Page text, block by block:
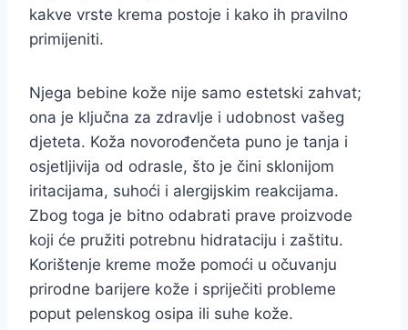
kakve vrste krema postoje i kako ih pravilno
primijeniti.
Njega bebine kože nije samo estetski zahvat;
ona je ključna za zdravlje i udobnost vašeg
djeteta. Koža novorođenčeta puno je tanja i
osjetljivija od odrasle, što je čini sklonijom
iritacijama, suhoći i alergijskim reakcijama.
Zbog toga je bitno odabrati prave proizvode
koji će pružiti potrebnu hidrataciju i zaštitu.
Korištenje kreme može pomoći u očuvanju
prirodne barijere kože i spriječiti probleme
poput pelenskog osipa ili suhe kože.